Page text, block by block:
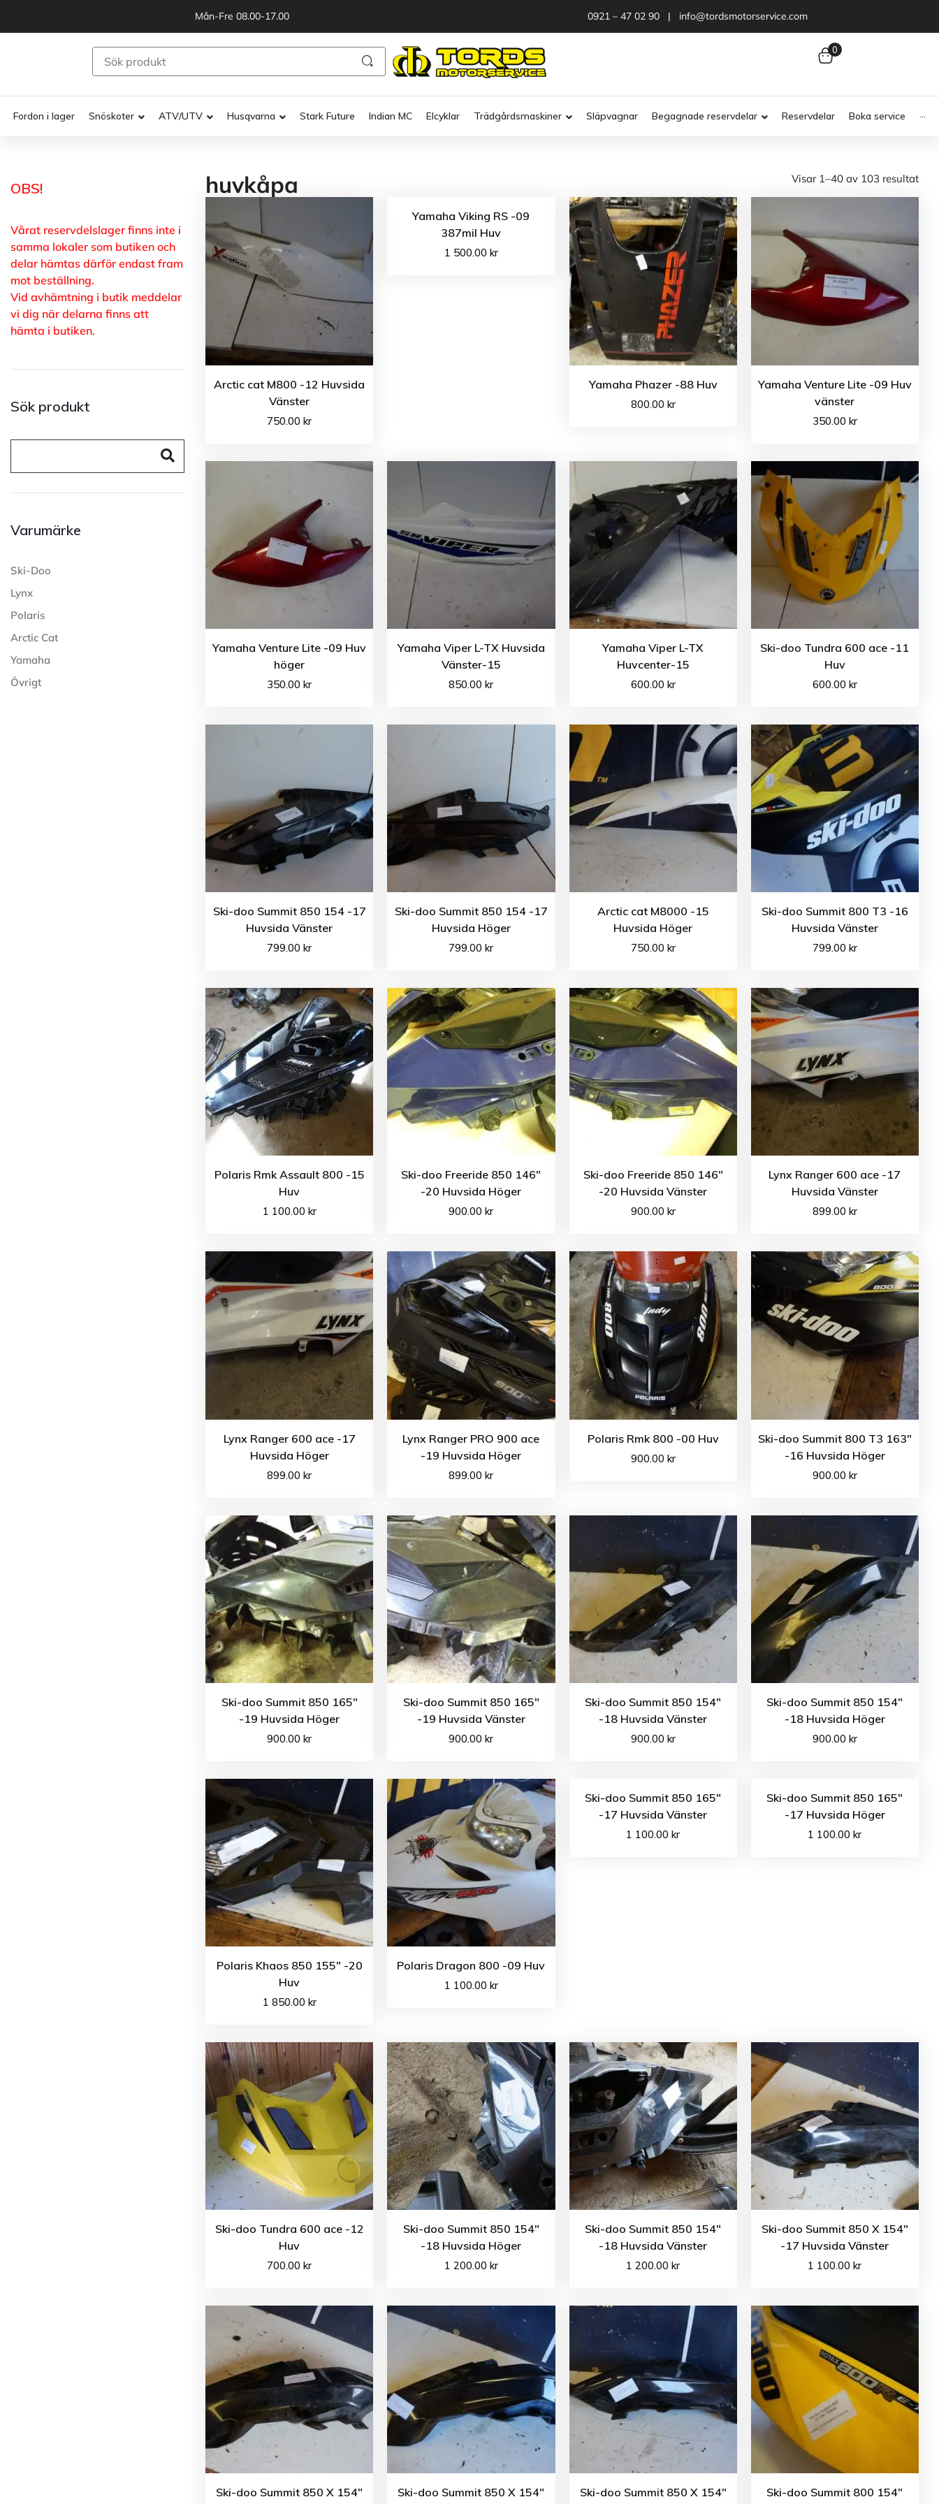
Mån-Fre 08.00-17.00 0921 – 47 02 90 | info@tordsmotorservice.com
0
Fordon i lager Snöskoter ATV/UTV Husqvarna Stark Future Indian MC Elcyklar Trädgårdsmaskiner Släpvagnar Begagnade reservdelar Reservdelar Boka service ···
OBS!
Vårat reservdelslager finns inte i
samma lokaler som butiken och
delar hämtas därför endast fram
mot beställning.
Vid avhämtning i butik meddelar
vi dig när delarna finns att
hämta i butiken.
Sök produkt
Varumärke
Ski-Doo
Lynx
Polaris
Arctic Cat
Yamaha
Övrigt
huvkåpa Visar 1–40 av 103 resultat
Arctic cat M800 -12 Huvsida
Vänster
750.00kr
Yamaha Viking RS -09
387mil Huv
1 500.00 kr
Yamaha Phazer -88 Huv
800.00 kr
Yamaha Venture Lite -09 Huv
vänster
350.00 kr
Yamaha Venture Lite -09 Huv
höger
350.00kr
Yamaha Viper L-TX Huvsida
Vänster-15
850.00kr
Yamaha Viper L-TX
Huvcenter-15
600.00 kr
Ski-doo Tundra 600 ace -11
Huv
600.00 kr
Ski-doo Summit 850 154 -17
Huvsida Vänster
799.00kr
Ski-doo Summit 850 154 -17
Huvsida Höger
799.00kr
Arctic cat M8000 -15
Huvsida Höger
750.00 kr
Ski-doo Summit 800 T3 -16
Huvsida Vänster
799.00 kr
Polaris Rmk Assault 800 -15
Huv
1 100.00 kr
Ski-doo Freeride 850 146″
-20 Huvsida Höger
900.00kr
Ski-doo Freeride 850 146″
-20 Huvsida Vänster
900.00 kr
Lynx Ranger 600 ace -17
Huvsida Vänster
899.00 kr
Lynx Ranger 600 ace -17
Huvsida Höger
899.00kr
Lynx Ranger PRO 900 ace
-19 Huvsida Höger
899.00kr
Polaris Rmk 800 -00 Huv
900.00 kr
Ski-doo Summit 800 T3 163″
-16 Huvsida Höger
900.00 kr
Ski-doo Summit 850 165″
-19 Huvsida Höger
900.00kr
Ski-doo Summit 850 165″
-19 Huvsida Vänster
900.00kr
Ski-doo Summit 850 154″
-18 Huvsida Vänster
900.00 kr
Ski-doo Summit 850 154″
-18 Huvsida Höger
900.00 kr
Polaris Khaos 850 155″ -20
Huv
1 850.00 kr
Polaris Dragon 800 -09 Huv
1 100.00 kr
Ski-doo Summit 850 165″
-17 Huvsida Vänster
1 100.00kr
Ski-doo Summit 850 165″
-17 Huvsida Höger
1 100.00kr
Ski-doo Tundra 600 ace -12
Huv
700.00kr
Ski-doo Summit 850 154″
-18 Huvsida Höger
1 200.00 kr
Ski-doo Summit 850 154″
-18 Huvsida Vänster
1 200.00kr
Ski-doo Summit 850 X 154″
-17 Huvsida Vänster
1 100.00kr
Ski-doo Summit 850 X 154″
Ski-doo Summit 850 X 154″
Ski-doo Summit 850 X 154″
Ski-doo Summit 800 154″